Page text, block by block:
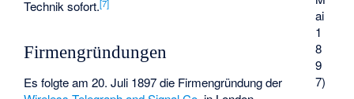
ai
1
8
9
7)
Technik sofort.[7]
Firmengründungen
Es folgte am 20. Juli 1897 die Firmengründung der